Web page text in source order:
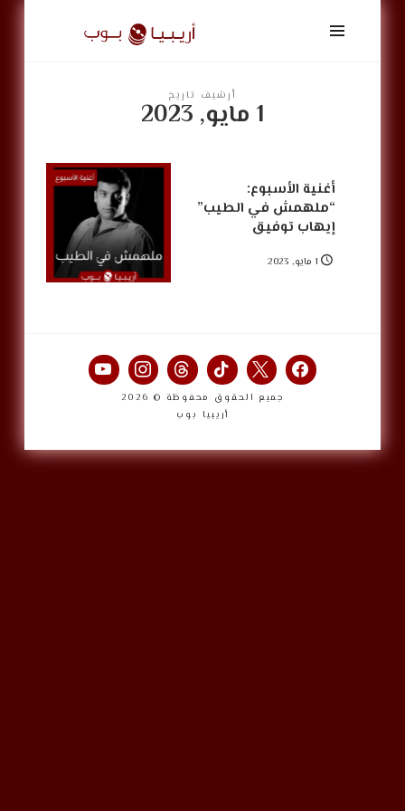
أريبيا
بوب
ArabiaPopأرشيف تاريخ
1 مايو, 2023
أغنية الأسبوع:
“ملهمش في الطيب”
إيهاب توفيق
1 مايو, 2023
جميع الحقوق محفوظة © 2026
أريبيا بوب